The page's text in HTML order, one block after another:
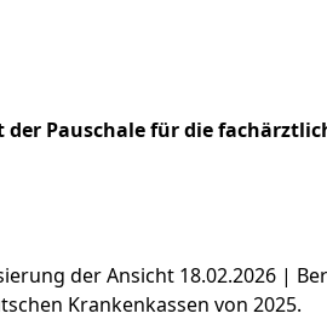
Pauschale für die
der Ansicht 18.02.2026 |
Krankenkassen von 2025.